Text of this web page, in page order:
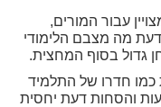
עבור המורים,
מה מצבם הלימודי
גדול בסוף המחצית.
כמו חדרו של התלמיד
והסחות דעת יחסית